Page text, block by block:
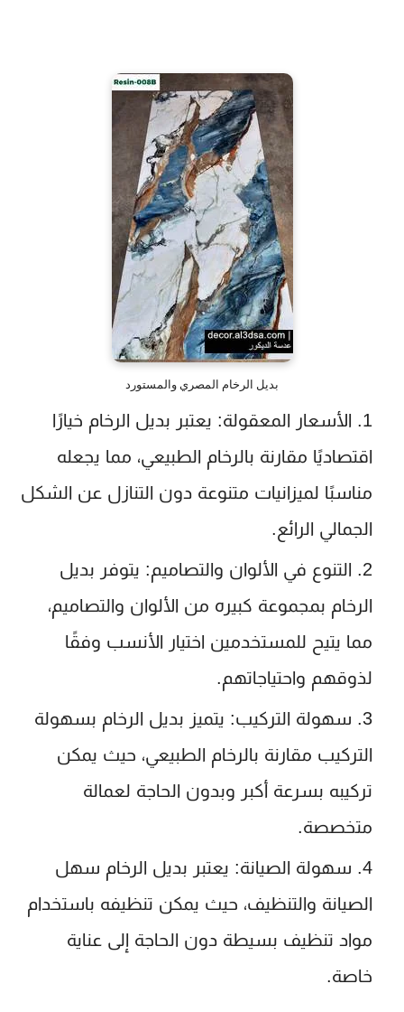
بديل الرخام المصري والمستورد
الأسعار المعقولة: يعتبر بديل الرخام خيارًا
اقتصاديًا مقارنة بالرخام الطبيعي، مما يجعله
مناسبًا لميزانيات متنوعة دون التنازل عن الشكل
الجمالي الرائع.
التنوع في الألوان والتصاميم: يتوفر بديل
الرخام بمجموعة كبيره من الألوان والتصاميم،
مما يتيح للمستخدمين اختيار الأنسب وفقًا
لذوقهم واحتياجاتهم.
سهولة التركيب: يتميز بديل الرخام بسهولة
التركيب مقارنة بالرخام الطبيعي، حيث يمكن
تركيبه بسرعة أكبر وبدون الحاجة لعمالة
متخصصة.
سهولة الصيانة: يعتبر بديل الرخام سهل
الصيانة والتنظيف، حيث يمكن تنظيفه باستخدام
مواد تنظيف بسيطة دون الحاجة إلى عناية
خاصة.